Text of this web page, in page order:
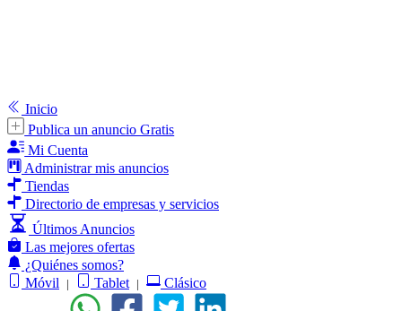
Inicio
Publica un anuncio Gratis
Mi Cuenta
Administrar mis anuncios
Tiendas
Directorio de empresas y servicios
Últimos Anuncios
Las mejores ofertas
¿Quiénes somos?
Móvil
| Tablet | Clásico